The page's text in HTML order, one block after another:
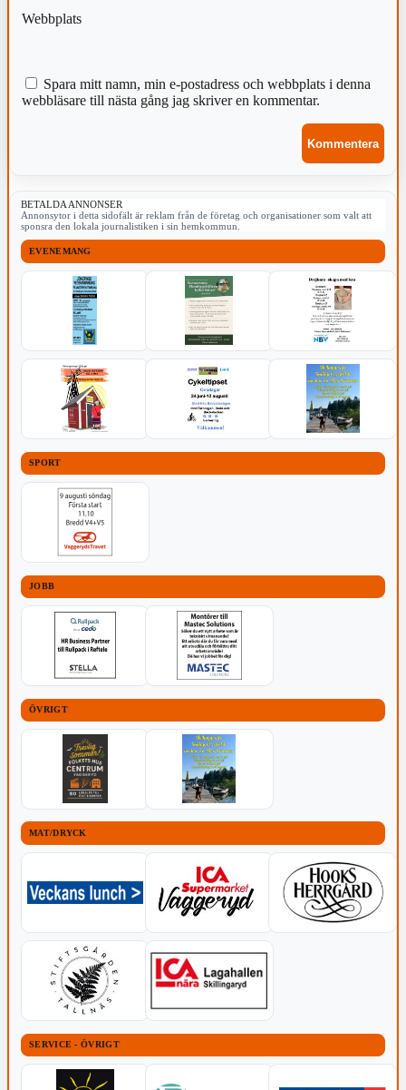
Webbplats
Spara mitt namn, min e-postadress och webbplats i denna
webbläsare till nästa gång jag skriver en kommentar.
BETALDA ANNONSER
Annonsytor i detta sidofält är reklam från de företag och organisationer som valt att
sponsra den lokala journalistiken i sin hemkommun.
EVENEMANG
SPORT
JOBB
ÖVRIGT
MAT/DRYCK
SERVICE - ÖVRIGT